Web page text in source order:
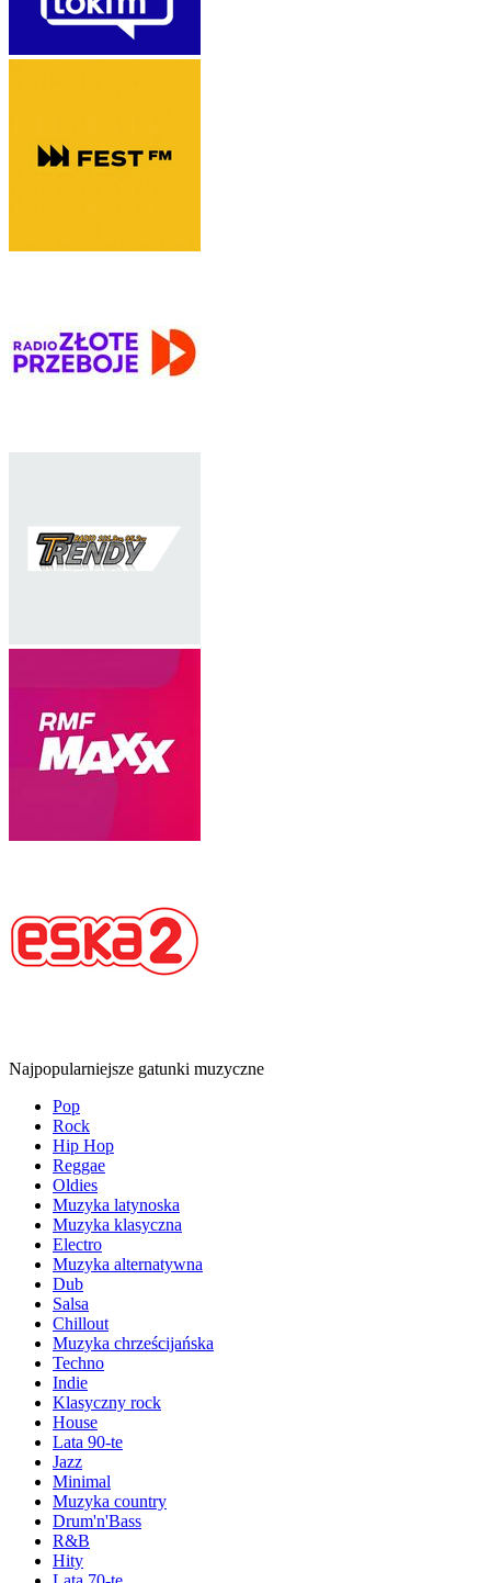
Najpopularniejsze gatunki muzyczne
Pop
Rock
Hip Hop
Reggae
Oldies
Muzyka latynoska
Muzyka klasyczna
Electro
Muzyka alternatywna
Dub
Salsa
Chillout
Muzyka chrześcijańska
Techno
Indie
Klasyczny rock
House
Lata 90-te
Jazz
Minimal
Muzyka country
Drum'n'Bass
R&B
Hity